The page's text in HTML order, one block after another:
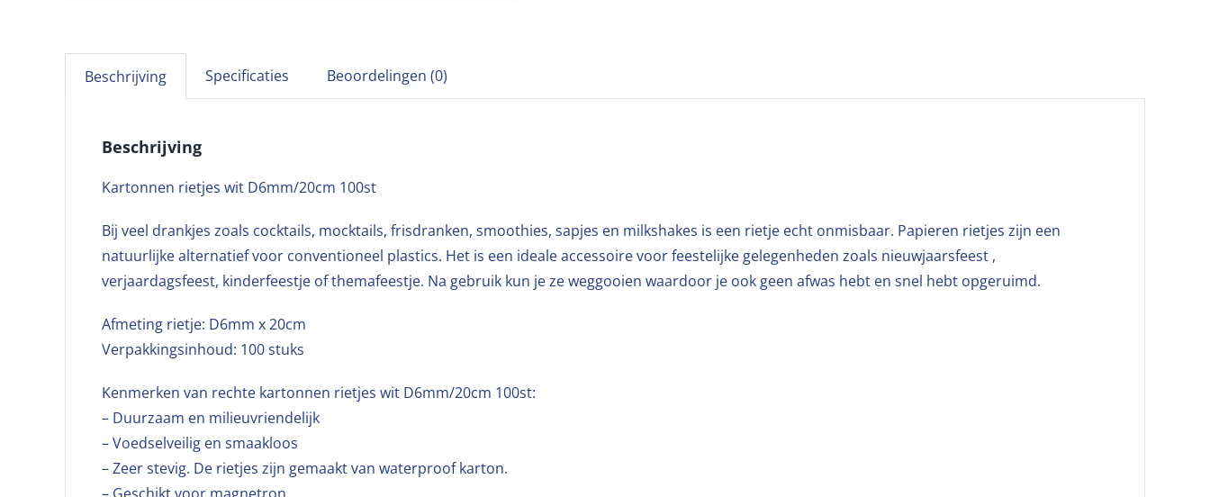
Beschrijving Specificaties Beoordelingen (0)
Beschrijving
Kartonnen rietjes wit D6mm/20cm 100st
Bij veel drankjes zoals cocktails, mocktails, frisdranken, smoothies, sapjes en milkshakes is een rietje echt onmisbaar. Papieren rietjes zijn een
natuurlijke alternatief voor conventioneel plastics. Het is een ideale accessoire voor feestelijke gelegenheden zoals nieuwjaarsfeest ,
verjaardagsfeest, kinderfeestje of themafeestje. Na gebruik kun je ze weggooien waardoor je ook geen afwas hebt en snel hebt opgeruimd.
Afmeting rietje: D6mm x 20cm
Verpakkingsinhoud: 100 stuks
Kenmerken van rechte kartonnen rietjes wit D6mm/20cm 100st:
– Duurzaam en milieuvriendelijk
– Voedselveilig en smaakloos
– Zeer stevig. De rietjes zijn gemaakt van waterproof karton.